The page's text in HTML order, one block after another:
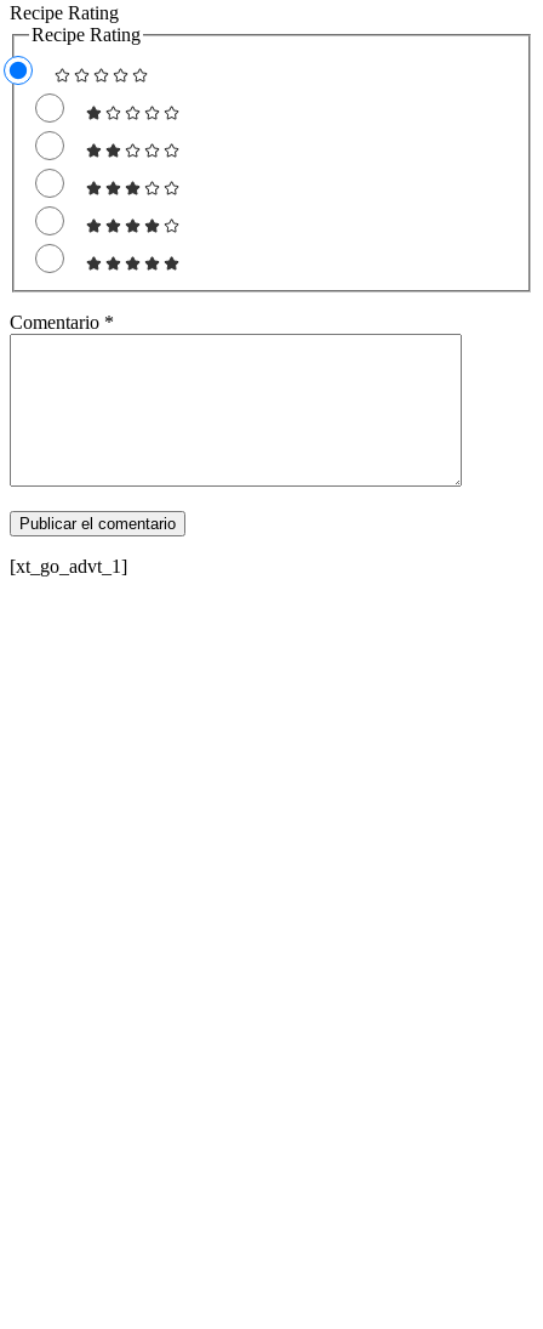
Recipe Rating
Recipe Rating
Comentario *
[xt_go_advt_1]